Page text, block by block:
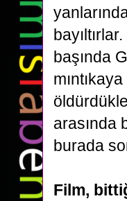
başında
arasında
burada
Film,